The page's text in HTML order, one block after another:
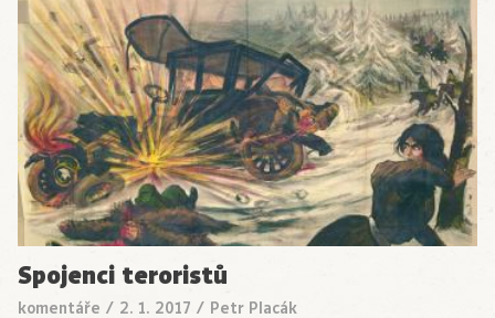
Spojenci teroristů
komentáře / 2. 1. 2017 / Petr Placák